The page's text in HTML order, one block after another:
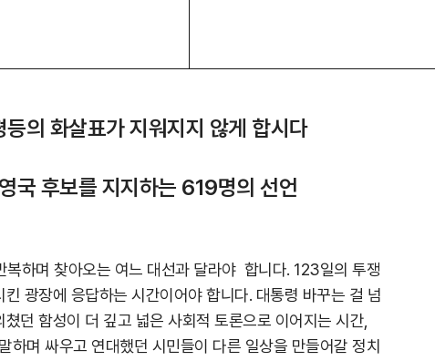
의 화살표가 지워지지 않게 합시다
국 후보를 지지하는 619명의 선언
복하며 찾아오는 여느 대선과 달라야 합니다. 123일의 투쟁
광장에 응답하는 시간이어야 합니다. 대통령 바꾸는 걸 넘
던 함성이 더 깊고 넓은 사회적 토론으로 이어지는 시간,
하며 싸우고 연대했던 시민들이 다른 일상을 만들어갈 정치